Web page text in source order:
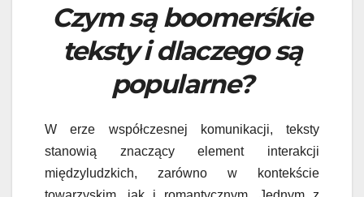
Czym są boomerśkie
teksty i dlaczego są
popularne?
W erze współczesnej komunikacji, teksty
stanowią znaczący element interakcji
międzyludzkich, zarówno w kontekście